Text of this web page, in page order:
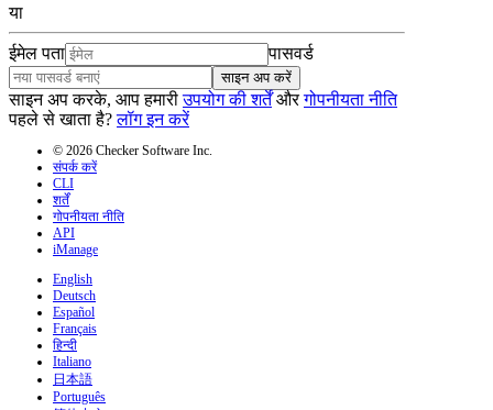
या
ईमेल पता पासवर्ड
साइन अप करें
साइन अप करके, आप हमारी उपयोग की शर्तें और गोपनीयता नीति
पहले से खाता है? लॉग इन करें
© 2026 Checker Software Inc.
संपर्क करें
CLI
शर्तें
गोपनीयता नीति
API
iManage
English
Deutsch
Español
Français
हिन्दी
Italiano
日本語
Português